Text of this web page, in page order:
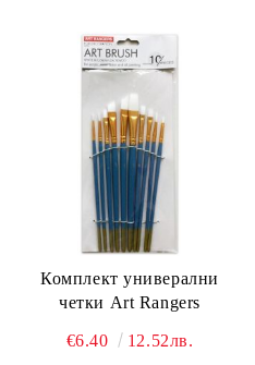
Комплект универални
четки Art Rangers
€6.40 12.52лв.